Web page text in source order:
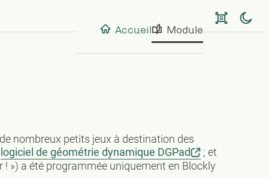
nombreux petits jeux à destination des
logiciel de géométrie dynamique DGPad
; et
! ») a été programmée uniquement en Blockly
Accueil Module